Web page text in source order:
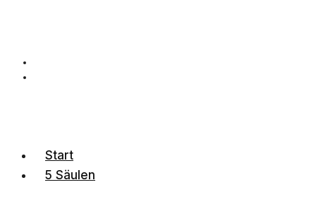
Start
5 Säulen